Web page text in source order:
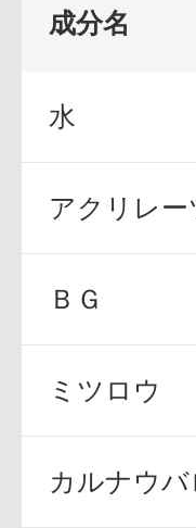
スキン
成分名
水
アクリレ
ＢＧ
ミツロウ
カルナウバ